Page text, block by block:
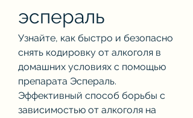
эспераль
Узнайте, как быстро и безопасно
снять кодировку от алкоголя в
домашних условиях с помощью
препарата Эспераль.
Эффективный способ борьбы с
зависимостью от алкоголя на